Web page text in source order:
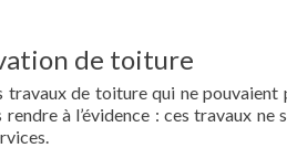
de toiture
travaux de toiture qui ne pouvaient
à l’évidence : ces travaux ne